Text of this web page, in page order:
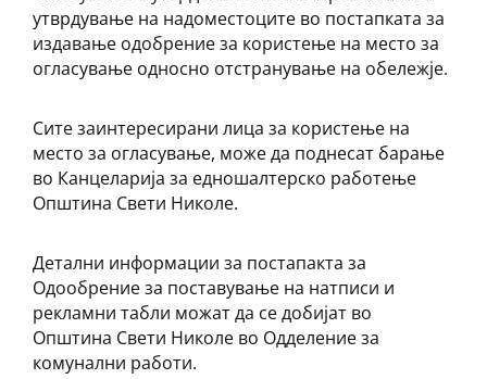
утврдување на надоместоците во постапката за
издавање одобрение за користење на место за
огласување односно отстранување на обележје.
Сите заинтересирани лица за користење на
место за огласување, може да поднесат барање
во Канцеларија за едношалтерско работење
Општина Свети Николе.
Детални информации за постапакта за
Одообрение за поставување на натписи и
рекламни табли можат да се добијат во
Општина Свети Николе во Одделение за
комунални работи.